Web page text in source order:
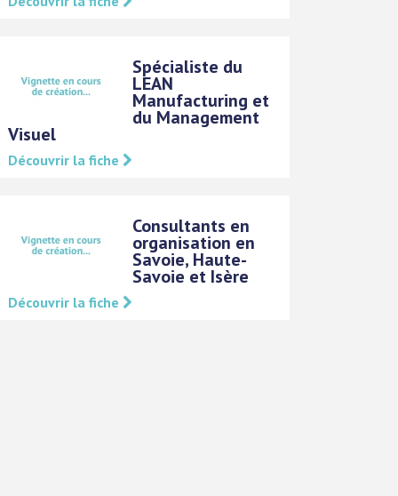
Spécialiste du
LEAN
Manufacturing et
du Management
Visuel
Découvrir la fiche
Consultants en
organisation en
Savoie, Haute-
Savoie et Isère
Découvrir la fiche